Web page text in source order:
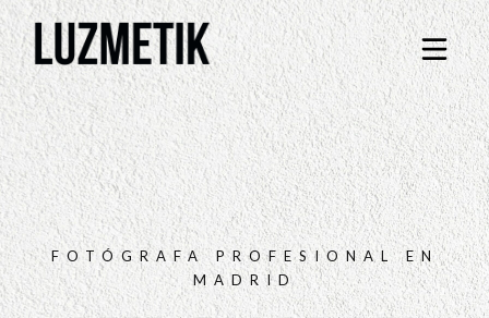
TARIFAS
PREGUNTAS FRECUENTES
CONTACTO
FOTÓGRAFA PROFESIONAL EN
MADRID